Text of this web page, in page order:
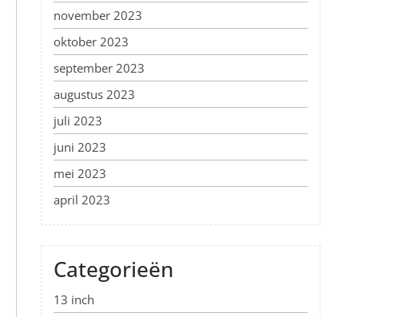
november 2023
oktober 2023
september 2023
augustus 2023
juli 2023
juni 2023
mei 2023
april 2023
Categorieën
13 inch